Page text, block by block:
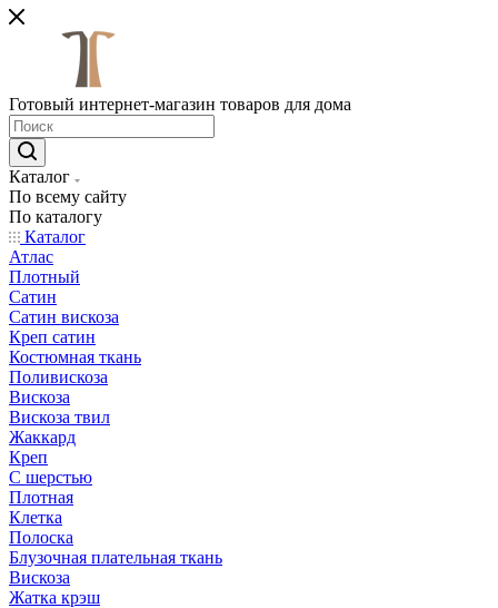
Готовый интернет-магазин товаров для дома
Каталог
По всему сайту
По каталогу
Каталог
Атлас
Плотный
Сатин
Сатин вискоза
Креп сатин
Костюмная ткань
Поливискоза
Вискоза
Вискоза твил
Жаккард
Креп
С шерстью
Плотная
Клетка
Полоска
Блузочная плательная ткань
Вискоза
Жатка крэш